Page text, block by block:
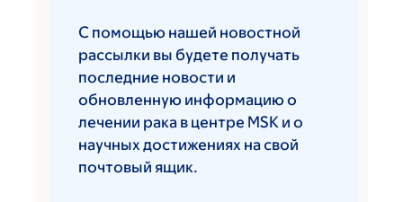
С помощью нашей новостной
рассылки вы будете получать
последние новости и
обновленную информацию о
лечении рака в центре MSK и о
научных достижениях на свой
почтовый ящик.